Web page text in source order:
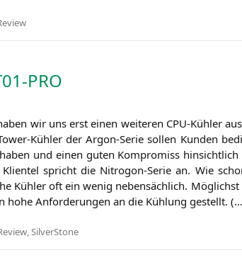
PRO
wir uns erst einen wei­te­ren CPU-Küh­ler
Küh­ler der Argon-Serie sol­len Kun­den
und einen guten Kom­pro­miss
spricht die Nitro­gon-Serie an. Wie
Küh­ler oft ein wenig neben­säch­lich.
hohe Anfor­de­run­gen an die Küh­lung gestellt.
SilverStone